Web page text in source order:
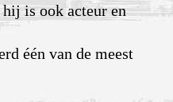
is ook acteur en
één van de meest